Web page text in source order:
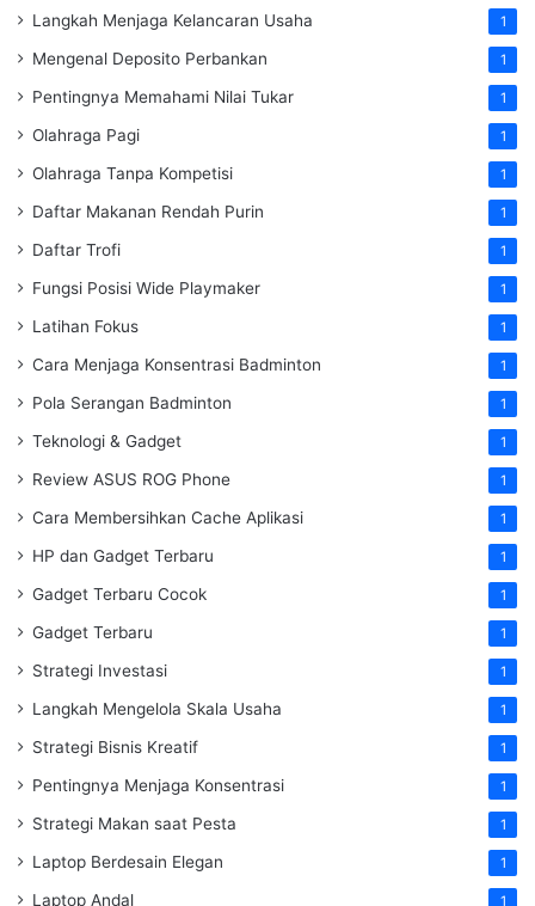
Langkah Menjaga Kelancaran Usaha 1
Mengenal Deposito Perbankan 1
Pentingnya Memahami Nilai Tukar 1
Olahraga Pagi 1
Olahraga Tanpa Kompetisi 1
Daftar Makanan Rendah Purin 1
Daftar Trofi 1
Fungsi Posisi Wide Playmaker 1
Latihan Fokus 1
Cara Menjaga Konsentrasi Badminton 1
Pola Serangan Badminton 1
Teknologi & Gadget 1
Review ASUS ROG Phone 1
Cara Membersihkan Cache Aplikasi 1
HP dan Gadget Terbaru 1
Gadget Terbaru Cocok 1
Gadget Terbaru 1
Strategi Investasi 1
Langkah Mengelola Skala Usaha 1
Strategi Bisnis Kreatif 1
Pentingnya Menjaga Konsentrasi 1
Strategi Makan saat Pesta 1
Laptop Berdesain Elegan 1
Laptop Andal 1